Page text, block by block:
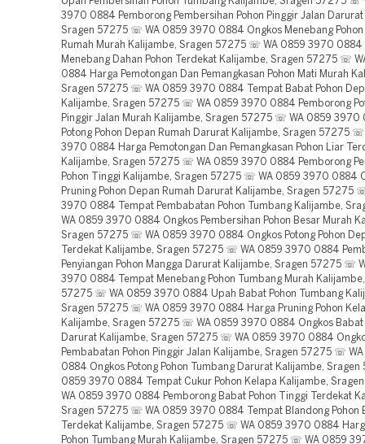
3970 0884 Pemborong Pembersihan Pohon Pinggir Jalan
Sragen 57275 ☏ WA 0859 3970 0884 Ongkos Menebang Pohon
Rumah Murah Kalijambe, Sragen 57275 ☏ WA 0859 3970 0884
Menebang Dahan Pohon Terdekat Kalijambe, Sragen 57275 ☏
0884 Harga Pemotongan Dan Pemangkasan Pohon Mati Murah
Sragen 57275 ☏ WA 0859 3970 0884 Tempat Babat Pohon
Kalijambe, Sragen 57275 ☏ WA 0859 3970 0884 Pemborong
Pinggir Jalan Murah Kalijambe, Sragen 57275 ☏ WA 0859 3970
Potong Pohon Depan Rumah Darurat Kalijambe, Sragen 57275
3970 0884 Harga Pemotongan Dan Pemangkasan Pohon Liar
Kalijambe, Sragen 57275 ☏ WA 0859 3970 0884 Pemborong
Pohon Tinggi Kalijambe, Sragen 57275 ☏ WA 0859 3970 0884
Pruning Pohon Depan Rumah Darurat Kalijambe, Sragen 57275
3970 0884 Tempat Pembabatan Pohon Tumbang Kalijambe,
WA 0859 3970 0884 Ongkos Pembersihan Pohon Besar Murah
Sragen 57275 ☏ WA 0859 3970 0884 Ongkos Potong Pohon
Terdekat Kalijambe, Sragen 57275 ☏ WA 0859 3970 0884
Penyiangan Pohon Mangga Darurat Kalijambe, Sragen 57275 ☏
3970 0884 Tempat Menebang Pohon Tumbang Murah
57275 ☏ WA 0859 3970 0884 Upah Babat Pohon Tumbang
Sragen 57275 ☏ WA 0859 3970 0884 Harga Pruning Pohon
Kalijambe, Sragen 57275 ☏ WA 0859 3970 0884 Ongkos Babat
Darurat Kalijambe, Sragen 57275 ☏ WA 0859 3970 0884
Pembabatan Pohon Pinggir Jalan Kalijambe, Sragen 57275 ☏
0884 Ongkos Potong Pohon Tumbang Darurat Kalijambe,
0859 3970 0884 Tempat Cukur Pohon Kelapa Kalijambe,
WA 0859 3970 0884 Pemborong Babat Pohon Tinggi Terdekat
Sragen 57275 ☏ WA 0859 3970 0884 Tempat Blandong Pohon
Terdekat Kalijambe, Sragen 57275 ☏ WA 0859 3970 0884
Pohon Tumbang Murah Kalijambe, Sragen 57275 ☏ WA 0859